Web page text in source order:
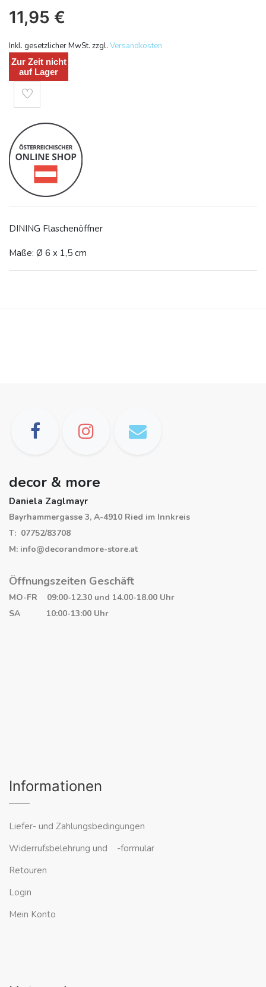
11,95 €
Inkl. gesetzlicher MwSt. zzgl. Versandkosten
Zur Zeit nicht
auf Lager
DINING Flaschenöffner
Maße: Ø 6 x 1,5 cm
decor & more
Daniela Zaglmayr
Bayrhammergasse 3, A-4910 Ried im Innkreis
T: 07752/83708
M: info@decorandmore-store.at
Öffnungszeiten Geschäft
MO-FR 09:00-12.30 und 14.00-18.00 Uhr
SA 10:00-13:00 Uhr
Informationen
Liefer- und Zahlungsbedingungen
Widerrufsbelehrung und -formular
Retouren
Login
Mein Konto